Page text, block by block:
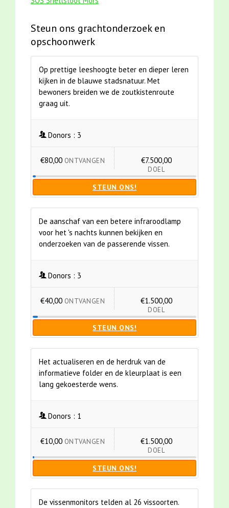
Steun ons grachtonderzoek en
opschoonwerk
Op prettige leeshoogte beter en dieper leren
kijken in de blauwe stadsnatuur. Met
bewoners breiden we de zoutkistenroute
graag uit.
Donors : 3
€80,00 ONTVANGEN €7.500,00
DOEL
STEUN ONS!
De aanschaf van een betere infraroodlamp
voor het 's nachts kunnen bekijken en
onderzoeken van de passerende vissen.
Donors : 3
€40,00 ONTVANGEN €1.500,00
DOEL
STEUN ONS!
Het actualiseren en de herdruk van de
informatieve folder en de kleurplaat is een
lang gekoesterde wens.
Donors : 1
€10,00 ONTVANGEN €1.500,00
DOEL
STEUN ONS!
De vissenmonitors telden al 26 vissoorten.